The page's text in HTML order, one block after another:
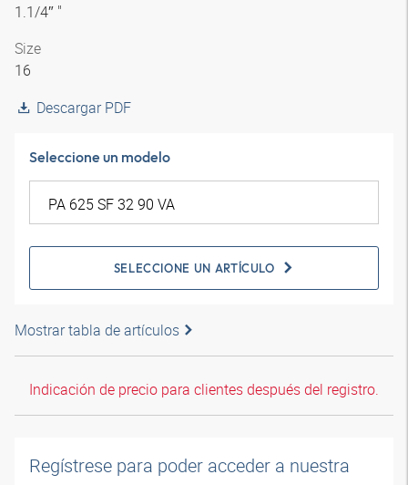
1.1/4″ "
Size
16
Descargar PDF
Seleccione un modelo
SELECCIONE UN ARTÍCULO
Mostrar tabla de artículos
Indicación de precio para clientes después del registro.
Regístrese para poder acceder a nuestra